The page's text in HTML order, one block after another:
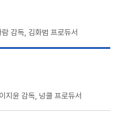
감독, 김화범 프로듀서
지윤 감독, 넝쿨 프로듀서